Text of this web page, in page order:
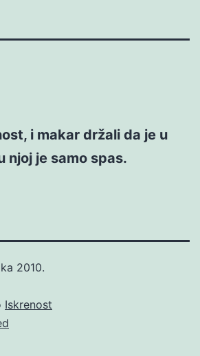
i makar držali da je u
njoj je samo spas.
2010.
Iskrenost